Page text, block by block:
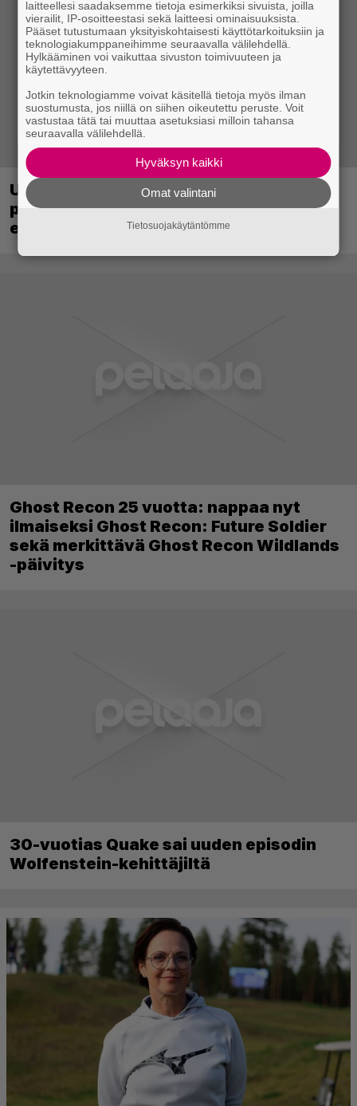
Ubisoft vahvisti uuden Ghost Recon -
pelin – kutsuu pelaajat mukaan
ennakkotestiin
Ghost Recon 25 vuotta: nappaa nyt
ilmaiseksi Ghost Recon: Future Soldier
sekä merkittävä Ghost Recon Wildlands
-päivitys
30-vuotias Quake sai uuden episodin
Wolfenstein-kehittäjiltä
laitteellesi saadaksemme tietoja esimerkiksi sivuista, joilla
vierailit, IP-osoitteestasi sekä laitteesi ominaisuuksista.
Pääset tutustumaan yksityiskohtaisesti käyttötarkoituksiin ja
teknologiakumppaneihimme seuraavalla välilehdellä.
Hylkääminen voi vaikuttaa sivuston toimivuuteen ja
käytettävyyteen.
Jotkin teknologiamme voivat käsitellä tietoja myös ilman
suostumusta, jos niillä on siihen oikeutettu peruste. Voit
vastustaa tätä tai muuttaa asetuksiasi milloin tahansa
seuraavalla välilehdellä.
Hyväksyn kaikki
Omat valintani
Tietosuojakäytäntömme